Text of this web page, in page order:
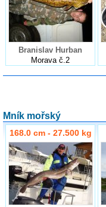
Branislav Hurban
Morava č.2
Mník mořský
168.0 cm - 27.500 kg